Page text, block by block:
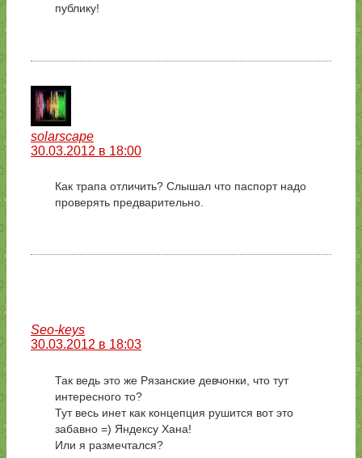
публику!
solarscape
30.03.2012 в 18:00
Как трапа отличить? Слышал что паспорт надо
проверять предварительно.
Seo-keys
30.03.2012 в 18:03
Так ведь это же Рязанские девчонки, что тут
интересного то?
Тут весь инет как концепция рушится вот это
забавно =) Яндексу Хана!
Или я размечтался?